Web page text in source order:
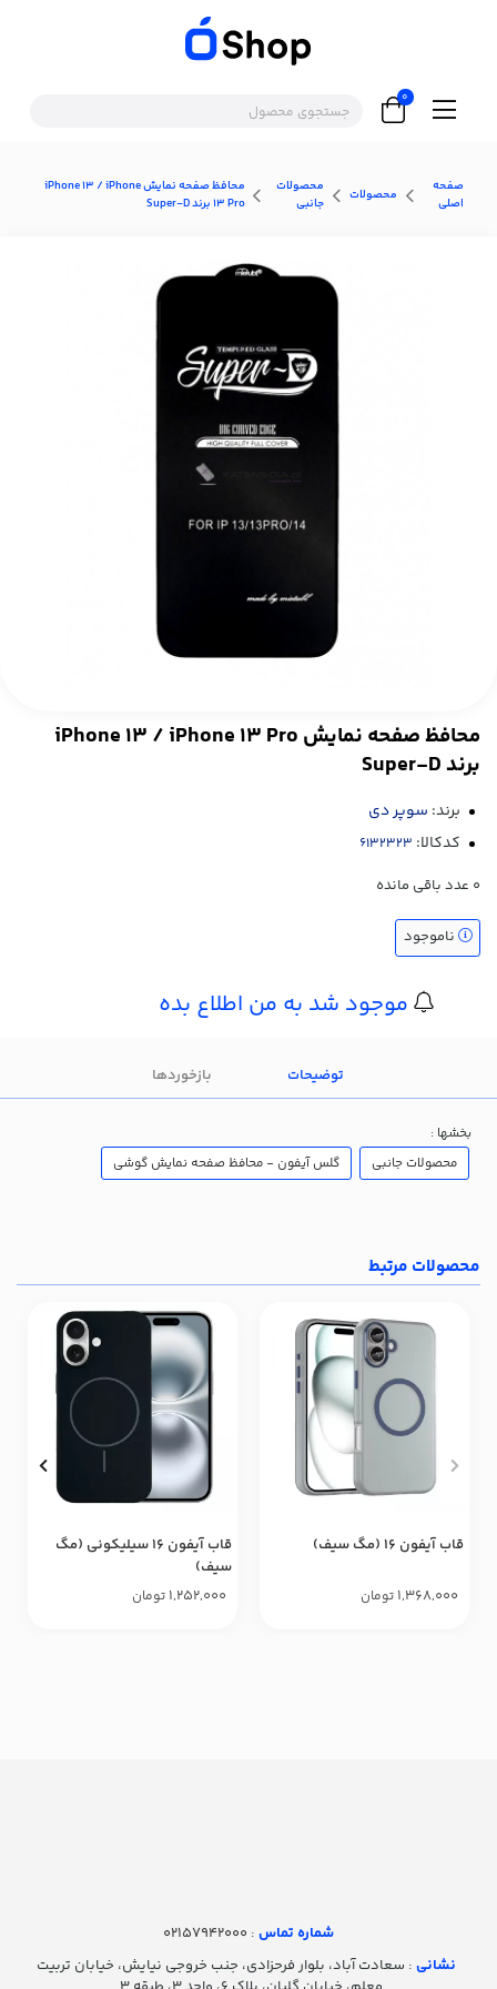
صفحه
اصلی
محصولات
محصولات
جانبی
محافظ صفحه نمایش iPhone 13 / iPhone
13 Pro برند Super-D
محافظ صفحه نمایش iPhone 13 / iPhone 13 Pro
برند Super-D
برند: سوپر دی
کدکالا:
0 عدد باقی مانده
ناموجود
موجود شد به من اطلاع بده
توضیحات بازخوردها
بخشها :
محصولات جانبی
گلس آیفون - محافظ صفحه نمایش گوشی
محصولات مرتبط
قاب آیفون ۱۶ (مگ سیف)
1,368,000 تومان
قاب آیفون ۱۶ سیلیکونی (مگ
سیف)
1,252,000 تومان
شماره تماس‌ : 02157942000
نشانی : سعادت آباد، بلوار فرحزادی، جنب خروجی نیایش، خیابان تربیت
0